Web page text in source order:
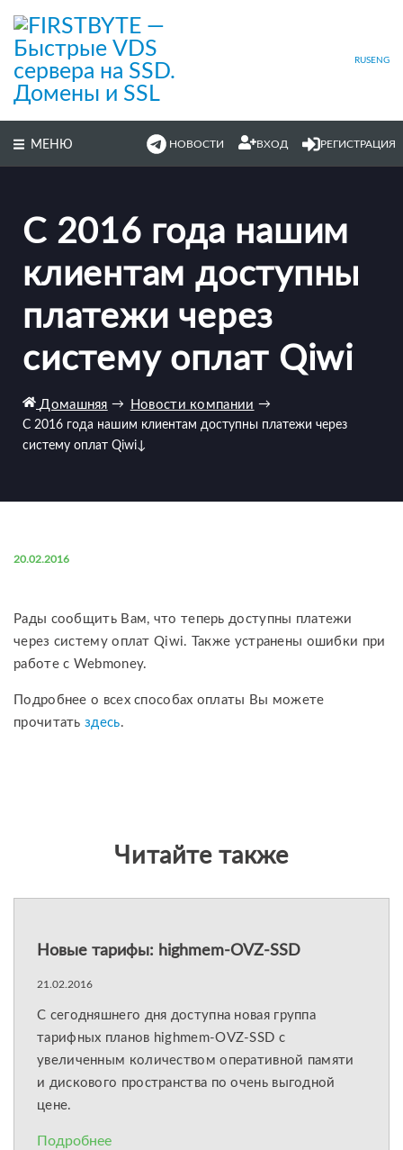
основному
содержимому
RUS ENG
МЕНЮ НОВОСТИ ВХОД РЕГИСТРАЦИЯ
С 2016 года нашим
клиентам доступны
платежи через
систему оплат Qiwi
Домашняя → Новости компании →
С 2016 года нашим клиентам доступны платежи через
систему оплат Qiwi↓
20.02.2016
Рады сообщить Вам, что теперь доступны платежи
через систему оплат Qiwi. Также устранены ошибки при
работе с Webmoney.
Подробнее о всех способах оплаты Вы можете
прочитатьздесь.
Читайте также
Новые тарифы: highmem-OVZ-SSD
21.02.2016
C сегодняшнего дня доступна новая группа
тарифных планов highmem-OVZ-SSD с
увеличенным количеством оперативной памяти
и дискового пространства по очень выгодной
цене.
Подробнее